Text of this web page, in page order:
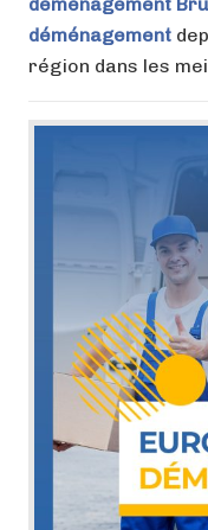
déménagement
région dans les